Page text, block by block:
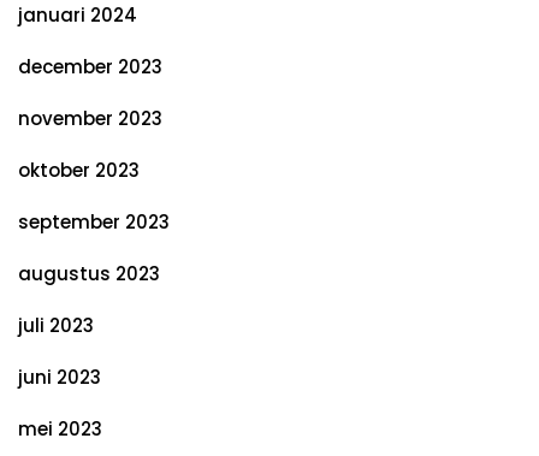
januari 2024
december 2023
november 2023
oktober 2023
september 2023
augustus 2023
juli 2023
juni 2023
mei 2023